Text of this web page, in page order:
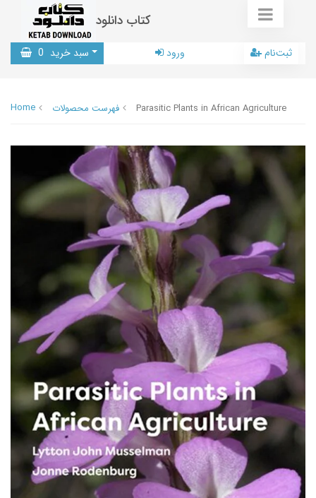
کتاب دانلود
سبد خرید 0 ورود ثبت‌نام
Home فهرست محصولات Parasitic Plants in African Agriculture